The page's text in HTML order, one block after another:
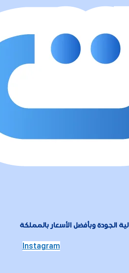
الجودة وبأفضل الأسعار بالمملكة
Instagram